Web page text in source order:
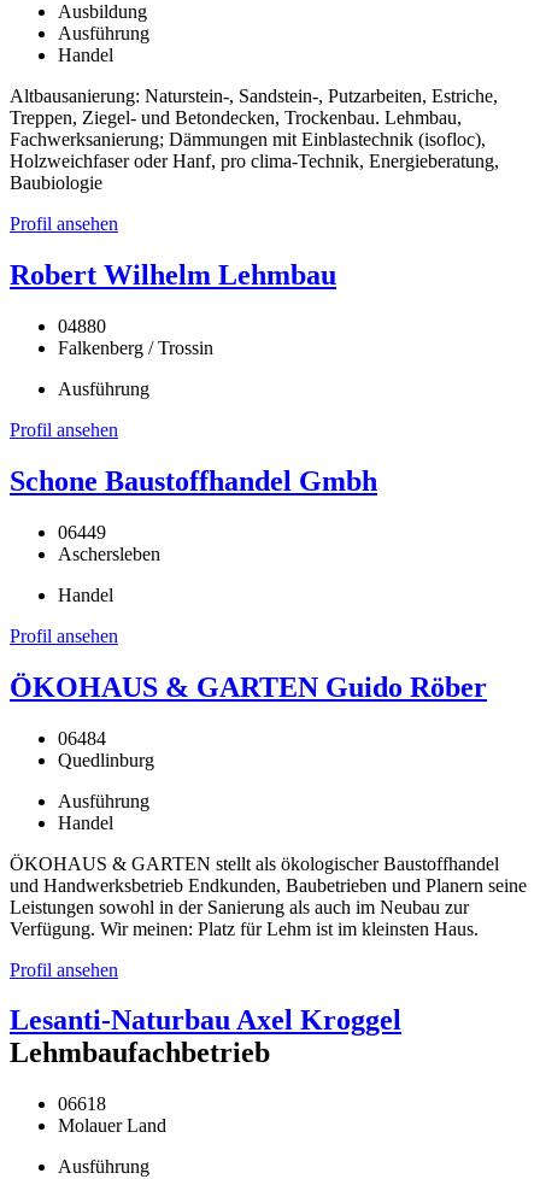
Ausbildung
Ausführung
Handel
Altbausanierung: Naturstein-, Sandstein-, Putzarbeiten, Estriche,
Treppen, Ziegel- und Betondecken, Trockenbau. Lehmbau,
Fachwerksanierung; Dämmungen mit Einblastechnik (isofloc),
Holzweichfaser oder Hanf, pro clima-Technik, Energieberatung,
Baubiologie
Profil ansehen
Robert Wilhelm Lehmbau
04880
Falkenberg / Trossin
Ausführung
Profil ansehen
Schone Baustoffhandel Gmbh
06449
Aschersleben
Handel
Profil ansehen
ÖKOHAUS & GARTEN Guido Röber
06484
Quedlinburg
Ausführung
Handel
ÖKOHAUS & GARTEN stellt als ökologischer Baustoffhandel
und Handwerksbetrieb Endkunden, Baubetrieben und Planern seine
Leistungen sowohl in der Sanierung als auch im Neubau zur
Verfügung. Wir meinen: Platz für Lehm ist im kleinsten Haus.
Profil ansehen
Lesanti-Naturbau Axel Kroggel
Lehmbaufachbetrieb
06618
Molauer Land
Ausführung